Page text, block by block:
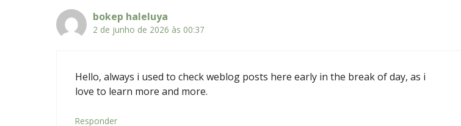
bokep haleluya
2 de junho de 2026 às 00:37
Hello, always i used to check weblog posts here early in the break of day, as i
love to learn more and more.
Responder